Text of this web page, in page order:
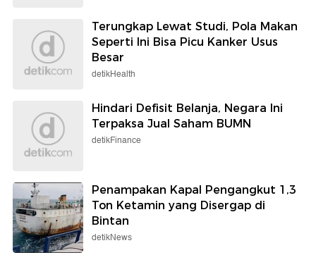
Terungkap Lewat Studi, Pola Makan
Seperti Ini Bisa Picu Kanker Usus
Besar
detikHealth
Hindari Defisit Belanja, Negara Ini
Terpaksa Jual Saham BUMN
detikFinance
Penampakan Kapal Pengangkut 1,3
Ton Ketamin yang Disergap di
Bintan
detikNews